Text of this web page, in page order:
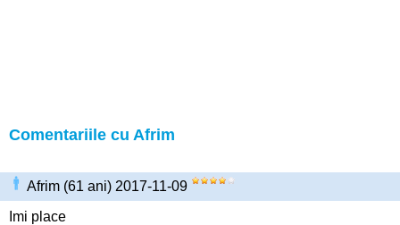
Comentariile cu Afrim
Afrim (61 ani) 2017-11-09
Imi place